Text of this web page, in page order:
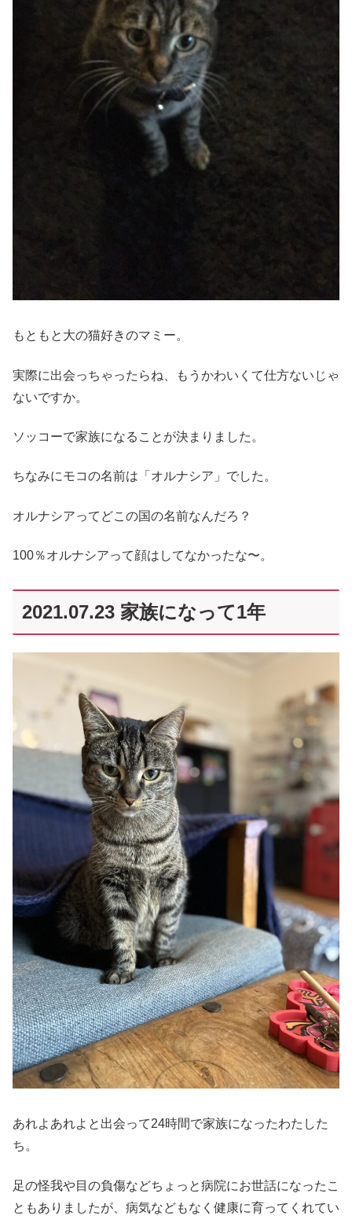
もともと大の猫好きのマミー。
実際に出会っちゃったらね、もうかわいくて仕方ないじゃ
ないですか。
ソッコーで家族になることが決まりました。
ちなみにモコの名前は「オルナシア」でした。
オルナシアってどこの国の名前なんだろ？
100％オルナシアって顔はしてなかったな〜。
2021.07.23 家族になって1年
あれよあれよと出会って24時間で家族になったわたした
ち。
足の怪我や目の負傷などちょっと病院にお世話になったこ
ともありましたが、病気などもなく健康に育ってくれてい